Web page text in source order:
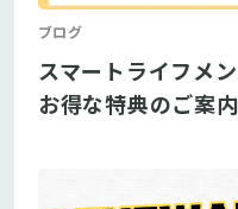
ブログ
スマートライフメ
お得な特典のご案